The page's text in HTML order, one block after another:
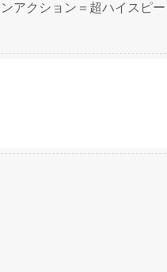
アクション＝超ハイスピー